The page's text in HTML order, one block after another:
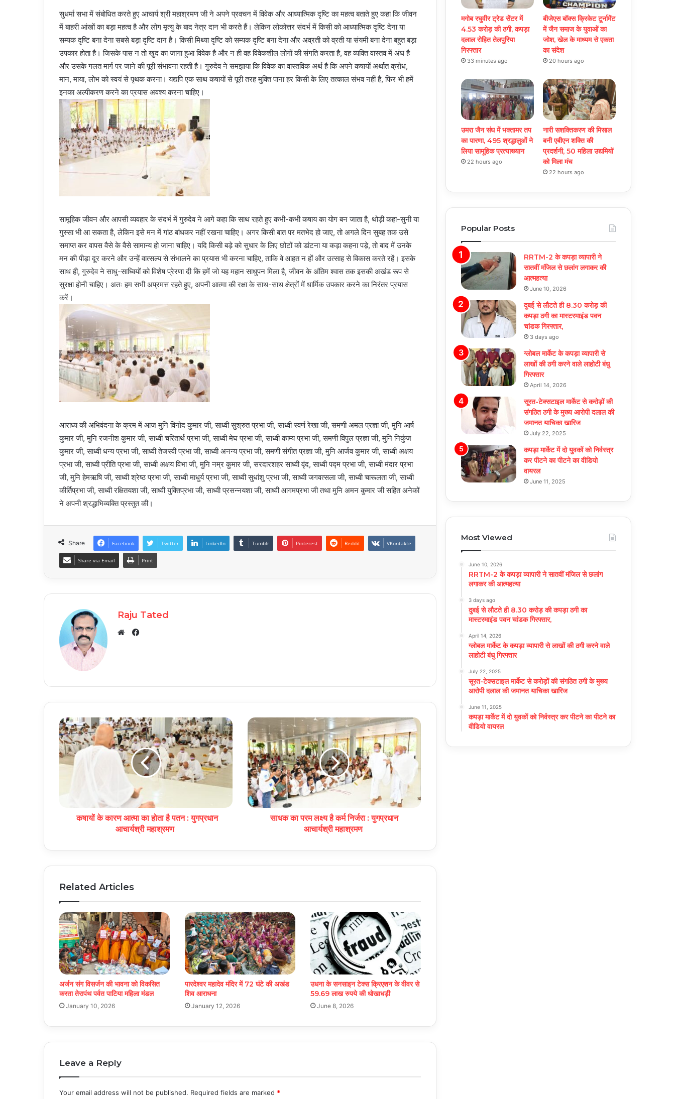
सुधर्मा सभा में संबोधित करते हुए आचार्य श्री महाश्रमण जी ने अपने प्रवचन में विवेक और आध्यात्मिक दृष्टि का महत्व बताते हुए कहा कि जीवन
में बाहरी आंखों का बड़ा महत्व है और लोग मृत्यु के बाद नेत्र दान भी करते हैं। लेकिन लोकोत्तर संदर्भ में किसी को आध्यात्मिक दृष्टि देना या
सम्यक दृष्टि बना देना सबसे बड़ा दृष्टि दान है। किसी मिथ्या दृष्टि को सम्यक दृष्टि बना देना और अव्रती को व्रती या संयमी बना देना बहुत बड़ा
उपकार होता है। जिसके पास न तो खुद का जागा हुआ विवेक है और न ही वह विवेकशील लोगों की संगति करता है, वह व्यक्ति वास्तव में अंध है
और उसके गलत मार्ग पर जाने की पूरी संभावना रहती है। गुरुदेव ने समझाया कि विवेक का वास्तविक अर्थ है कि अपने कषायों अर्थात क्रोध,
मान, माया, लोभ को स्वयं से पृथक करना। यद्यपि एक साथ कषायों से पूरी तरह मुक्ति पाना हर किसी के लिए तत्काल संभव नहीं है, फिर भी हमें
इनका अल्पीकरण करने का प्रयास अवश्य करना चाहिए।
सामूहिक जीवन और आपसी व्यवहार के संदर्भ में गुरुदेव ने आगे कहा कि साथ रहते हुए कभी-कभी कषाय का योग बन जाता है, थोड़ी कहा-सुनी या
गुस्सा भी आ सकता है, लेकिन इसे मन में गांठ बांधकर नहीं रखना चाहिए। अगर किसी बात पर मतभेद हो जाए, तो अगले दिन सुबह तक उसे
समाप्त कर वापस वैसे के वैसे सामान्य हो जाना चाहिए। यदि किसी बड़े को सुधार के लिए छोटों को डांटना या कड़ा कहना पड़े, तो बाद में उनके
मन की पीड़ा दूर करने और उन्हें वात्सल्य से संभालने का प्रयास भी करना चाहिए, ताकि वे आहत न हों और उत्साह से विकास करते रहें। इसके
साथ ही, गुरुदेव ने साधु-साध्वियों को विशेष प्रेरणा दी कि हमें जो यह महान साधुपन मिला है, जीवन के अंतिम श्वास तक इसकी अखंड रूप से
सुरक्षा होनी चाहिए। अतः हम सभी अप्रमत्त रहते हुए, अपनी आत्मा की रक्षा के साथ-साथ क्षेत्रों में धार्मिक उपकार करने का निरंतर प्रयास
करें।
आराध्य की अभिवंदना के क्रम में आज मुनि विनोद कुमार जी, साध्वी सुश्रुत प्रभा जी, साध्वी स्वर्ण रेखा जी, समणी अमल प्रज्ञा जी, मुनि आर्ष
कुमार जी, मुनि रजनीश कुमार जी, साध्वी चरितार्थ प्रभा जी, साध्वी मेघ प्रभा जी, साध्वी काम्य प्रभा जी, समणी विपुल प्रज्ञा जी, मुनि निकुंज
कुमार जी, साध्वी धन्य प्रभा जी, साध्वी तेजस्वी प्रभा जी, साध्वी अनन्य प्रभा जी, समणी संगीत प्रज्ञा जी, मुनि आर्जव कुमार जी, साध्वी अक्षय
प्रभा जी, साध्वी प्रीति प्रभा जी, साध्वी अक्षय विभा जी, मुनि नम्र कुमार जी, सरदारशहर साध्वी वृंद, साध्वी पद्म प्रभा जी, साध्वी मंदार प्रभा
जी, मुनि हेमऋषि जी, साध्वी श्रेष्ठ प्रभा जी, साध्वी माधुर्य प्रभा जी, साध्वी सुधांशु प्रभा जी, साध्वी जगवत्सला जी, साध्वी चारूलता जी, साध्वी
कीर्तिप्रभा जी, साध्वी रक्षितयशा जी, साध्वी युक्तिप्रभा जी, साध्वी प्रसन्नयशा जी, साध्वी आगमप्रभा जी तथा मुनि अमन कुमार जी सहित अनेकों
ने अपनी श्रद्धाभिव्यक्ति प्रस्तुत की।
Share Facebook Twitter LinkedIn Tumblr Pinterest Reddit VKontakte
Share via Email Print
Raju Tated
Facebook
कषायों के कारण आत्मा का होता है पतन : युगप्रधान
आचार्यश्री महाश्रमण
साधक का परम लक्ष्य है कर्म निर्जरा : युगप्रधान
आचार्यश्री महाश्रमण
Related Articles
अर्जन संग विसर्जन की भावना को विकसित
करता तेरापंथ पर्वत पाटिया महिला मंडल
January 10, 2026
पारदेश्वर महादेव मंदिर में 72 घंटे की अखंड
शिव आराधना
January 12, 2026
उधना के सनसाइन टेक्स क्रिएशन के वीवर से
59.69 लाख रुपये की धोखाधड़ी
June 8, 2026
Leave a Reply
Your email address will not be published. Required fields are marked *
मगोब रघुवीर ट्रेड सेंटर में
4.53 करोड़ की ठगी, कपड़ा
दलाल रोहित तेलपुरिया
गिरफ्तार
33 minutes ago
बीजेएस बॉक्स क्रिकेट टूर्नामेंट
में जैन समाज के युवाओं का
जोश, खेल के माध्यम से एकता
का संदेश
20 hours ago
उमरा जैन संघ में भक्तामर तप
का पारणा, 495 श्रद्धालुओं ने
लिया सामूहिक प्रत्याख्यान
22 hours ago
नारी सशक्तिकरण की मिसाल
बनी एबीएन शक्ति की
प्रदर्शनी, 50 महिला उद्यमियों
को मिला मंच
22 hours ago
Popular Posts
RRTM-2 के कपड़ा व्यापारी ने
सातवीं मंजिल से छलांग लगाकर की
आत्महत्या
June 10, 2026
दुबई से लौटते ही 8.30 करोड़ की
कपड़ा ठगी का मास्टरमाइंड पवन
चांडक गिरफ्तार,
3 days ago
ग्लोबल मार्केट के कपड़ा व्यापारी से
लाखों की ठगी करने वाले लाहोटी बंधु
गिरफ्तार
April 14, 2026
सूरत-टेक्सटाइल मार्केट से करोड़ों की
संगठित ठगी के मुख्य आरोपी दलाल की
जमानत याचिका खारिज
July 22, 2025
कपड़ा मार्केट में दो युवकों को निर्वस्त्र
कर पीटने का पीटने का वीडियो
वायरल
June 11, 2025
Most Viewed
June 10, 2026
RRTM-2 के कपड़ा व्यापारी ने सातवीं मंजिल से छलांग
लगाकर की आत्महत्या
3 days ago
दुबई से लौटते ही 8.30 करोड़ की कपड़ा ठगी का
मास्टरमाइंड पवन चांडक गिरफ्तार,
April 14, 2026
ग्लोबल मार्केट के कपड़ा व्यापारी से लाखों की ठगी करने वाले
लाहोटी बंधु गिरफ्तार
July 22, 2025
सूरत-टेक्सटाइल मार्केट से करोड़ों की संगठित ठगी के मुख्य
आरोपी दलाल की जमानत याचिका खारिज
June 11, 2025
कपड़ा मार्केट में दो युवकों को निर्वस्त्र कर पीटने का पीटने का
वीडियो वायरल